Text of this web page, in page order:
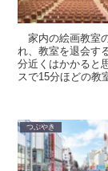
家内の絵画教室
れ、教室を退会す
分近くはかかると
スで15分ほどの
つぶやき